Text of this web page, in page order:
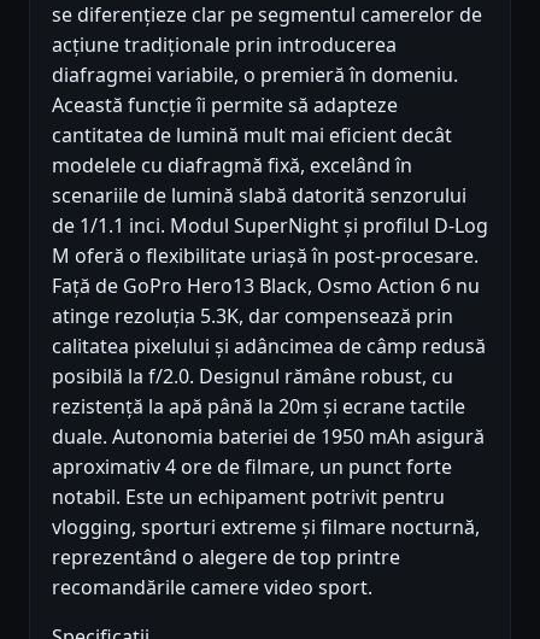
se diferențieze clar pe segmentul camerelor de
acțiune tradiționale prin introducerea
diafragmei variabile, o premieră în domeniu.
Această funcție îi permite să adapteze
cantitatea de lumină mult mai eficient decât
modelele cu diafragmă fixă, excelând în
scenariile de lumină slabă datorită senzorului
de 1/1.1 inci. Modul SuperNight și profilul D-Log
M oferă o flexibilitate uriașă în post-procesare.
Față de GoPro Hero13 Black, Osmo Action 6 nu
atinge rezoluția 5.3K, dar compensează prin
calitatea pixelului și adâncimea de câmp redusă
posibilă la f/2.0. Designul rămâne robust, cu
rezistență la apă până la 20m și ecrane tactile
duale. Autonomia bateriei de 1950 mAh asigură
aproximativ 4 ore de filmare, un punct forte
notabil. Este un echipament potrivit pentru
vlogging, sporturi extreme și filmare nocturnă,
reprezentând o alegere de top printre
recomandările camere video sport.